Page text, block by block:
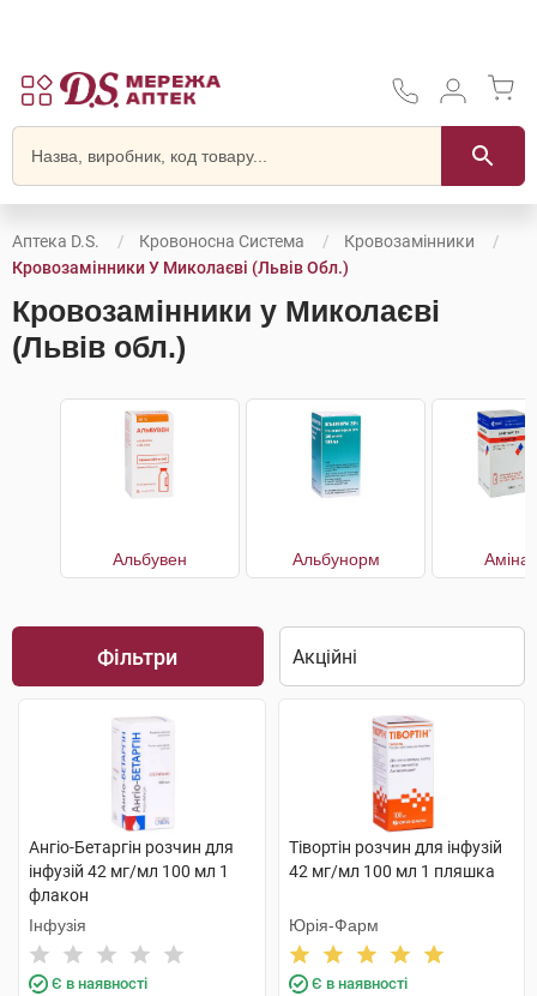
Аптека D.S. Кровоносна Система
Кровозамінники
Кровозамінники У Миколаєві (Львів Обл.)
Кровозамінники у Миколаєві
(Львів обл.)
Альбувен Альбунорм
Фільтри
Ангіо-Бетаргін розчин для
інфузій 42 мг/мл 100 мл 1
флакон
Інфузія
Є в наявності
Тівортін розчин для інфузій
42 мг/мл 100 мл 1 пляшка
Юрія-Фарм
Є в наявності